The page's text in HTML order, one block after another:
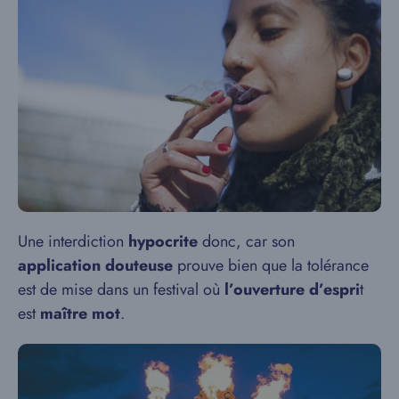
Une interdiction hypocritedonc, car son
application douteuse prouve bien que la tolérance
est de mise dans un festival où l’ouverture d’esprit
estmaître mot.